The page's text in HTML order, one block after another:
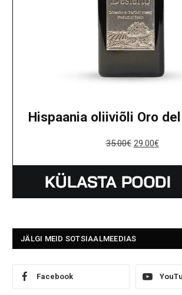
Hispaania oliiviõli Oro
35.00€ 29.00€
JÄLGI MEID SOTSIAALMEEDIAS
Facebook